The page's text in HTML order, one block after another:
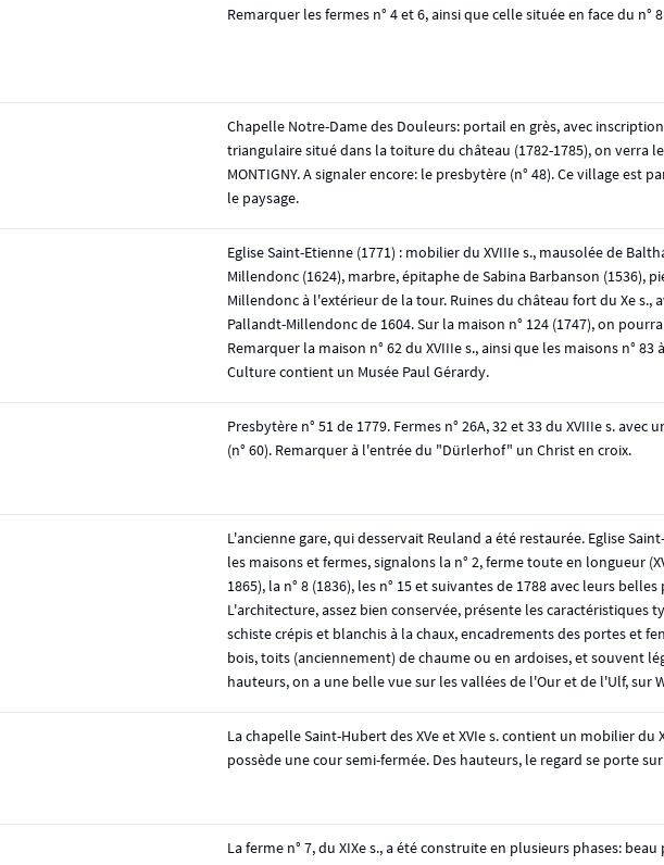
Remarquer les fermes n° 4 et 6, ainsi que celle située en face du n°
Chapelle Notre-Dame des Douleurs: portail en grès, avec
triangulaire situé dans la toiture du château (1782-1785), on verra
MONTIGNY. A signaler encore: le presbytère (n° 48). Ce village est
le paysage.
Eglise Saint-Etienne (1771) : mobilier du XVIIIe s., mausolée de
Millendonc (1624), marbre, épitaphe de Sabina Barbanson (1536),
Millendonc à l'extérieur de la tour. Ruines du château fort du Xe s.,
Pallandt-Millendonc de 1604. Sur la maison n° 124 (1747), on
Remarquer la maison n° 62 du XVIIIe s., ainsi que les maisons n° 83
Culture contient un Musée Paul Gérardy.
Presbytère n° 51 de 1779. Fermes n° 26A, 32 et 33 du XVIIIe s. avec
(n° 60). Remarquer à l'entrée du "Dürlerhof" un Christ en croix.
L'ancienne gare, qui desservait Reuland a été restaurée. Eglise
les maisons et fermes, signalons la n° 2, ferme toute en longueur
1865), la n° 8 (1836), les n° 15 et suivantes de 1788 avec leurs
L'architecture, assez bien conservée, présente les caractéristiques
schiste crépis et blanchis à la chaux, encadrements des portes et
bois, toits (anciennement) de chaume ou en ardoises, et souvent
hauteurs, on a une belle vue sur les vallées de l'Our et de l'Ulf, sur
La chapelle Saint-Hubert des XVe et XVIe s. contient un mobilier du
possède une cour semi-fermée. Des hauteurs, le regard se porte sur
La ferme n° 7, du XIXe s., a été construite en plusieurs phases: